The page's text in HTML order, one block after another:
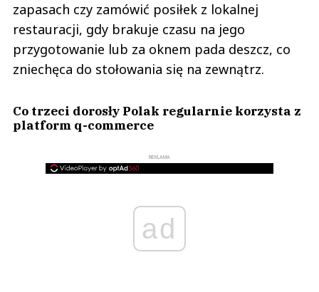
zapasach czy zamówić posiłek z lokalnej
restauracji, gdy brakuje czasu na jego
przygotowanie lub za oknem pada deszcz, co
zniechęca do stołowania się na zewnątrz.
Co trzeci dorosły Polak regularnie korzysta z
platform q-commerce
REKLAMA
ad